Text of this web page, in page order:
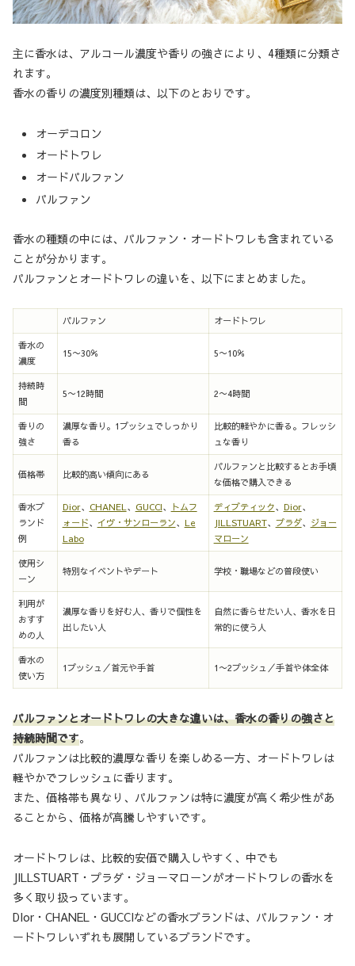
主に香水は、アルコール濃度や香りの強さにより、4種類に分類さ
れます。
香水の香りの濃度別種類は、以下のとおりです。
オーデコロン
オードトワレ
オードパルファン
パルファン
香水の種類の中には、パルファン・オードトワレも含まれている
ことが分かります。
パルファンとオードトワレの違いを、以下にまとめました。
パルファン オードトワレ
香水の
濃度
15〜30％ 5〜10％
持続時
間
5〜12時間 2〜4時間
香りの
強さ
濃厚な香り。1プッシュでしっかり
香る
比較的軽やかに香る。フレッシ
ュな香り
価格帯 比較的高い傾向にある
パルファンと比較するとお手頃
な価格で購入できる
香水ブ
ランド
例
Dior、 CHANEL、 GUCCI、
トムフ
ォード、 イヴ・サンローラン、 Le
Labo
ディブティック、 Dior、
JILLSTUART、 プラダ、 ジョー
マローン
使用シ
ーン
特別なイベントやデート 学校・職場などの普段使い
利用が
おすす
めの人
濃厚な香りを好む人、香りで個性を
出したい人
自然に香らせたい人、香水を日
常的に使う人
香水の
使い方
1プッシュ／首元や手首 1〜2プッシュ／手首や体全体
パルファンとオードトワレの大きな違いは、香水の香りの強さと
持続時間です。
パルファンは比較的濃厚な香りを楽しめる一方、オードトワレは
軽やかでフレッシュに香ります。
また、価格帯も異なり、パルファンは特に濃度が高く希少性があ
ることから、価格が高騰しやすいです。
オードトワレは、比較的安価で購入しやすく、中でも
JILLSTUART・プラダ・ジョーマローンがオードトワレの香水を
多く取り扱っています。
DIor・CHANEL・GUCCIなどの香水ブランドは、パルファン・オ
ードトワレいずれも展開しているブランドです。